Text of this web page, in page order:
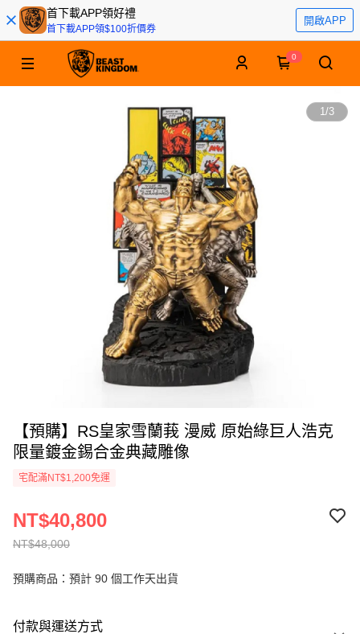
首下載APP領好禮
首下載APP領$100折價券
開啟APP
0
1/3
【預購】RS皇家雪蘭莪 漫威 原始綠巨人浩克
限量鍍金錫合金典藏雕像
宅配滿NT$1,200免運
NT$48,000
NT$40,800
預購商品：預計 90 個工作天出貨
付款與運送方式